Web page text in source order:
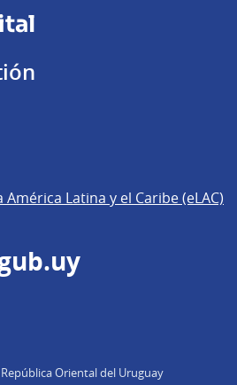
Latina y el Caribe (eLAC)
Oriental del Uruguay